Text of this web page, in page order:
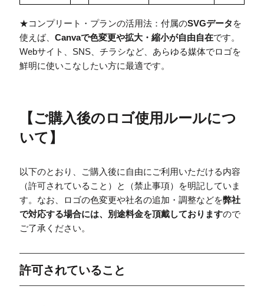
★コンプリート・プランの活用法：付属のSVGデータ を
使えば、 Canvaで色変更や拡大・縮小が自由自在です。
Webサイト、SNS、チラシなど、あらゆる媒体でロゴを
鮮明に使いこなしたい方に最適です。
【ご購入後のロゴ使用ルールにつ
いて 】
以下のとおり、ご購入後に自由にご利用いただける内容
（許可されていること）と（禁止事項）を明記していま
す。なお、ロゴの色変更や社名の追加・調整などを弊社
で対応する場合には、別途料金を頂戴しておりますので
ご了承ください。
許可されていること